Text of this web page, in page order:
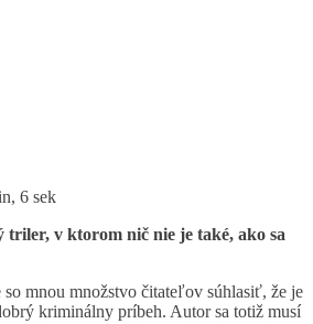
6 sek
triler, v ktorom nič nie je také, ako sa
mnou množstvo čitateľov súhlasiť, že je
kriminálny príbeh. Autor sa totiž musí